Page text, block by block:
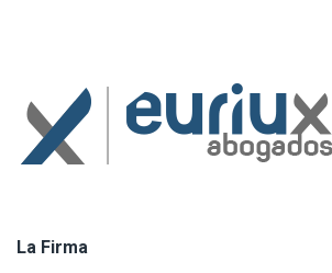
La Firma